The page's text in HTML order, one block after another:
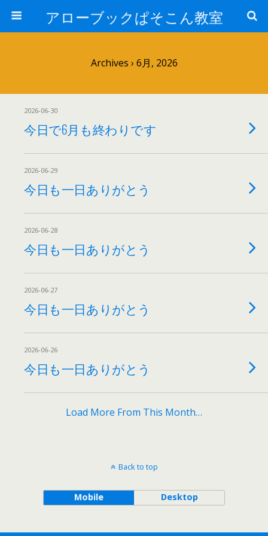
アローブックぱそこん教室
Archives › 6月, 2026
2026-06-30
今日で6月も終わりです
2026-06-29
今日も一日ありがとう
2026-06-28
今日も一日ありがとう
2026-06-27
今日も一日ありがとう
2026-06-26
今日も一日ありがとう
Load More From This Month…
Back to top
Mobile Desktop